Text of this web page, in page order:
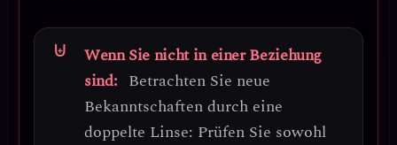
Wenn Sie nicht in einer Beziehung
sind: Betrachten Sie neue
Bekanntschaften durch eine
doppelte Linse: Prüfen Sie sowohl